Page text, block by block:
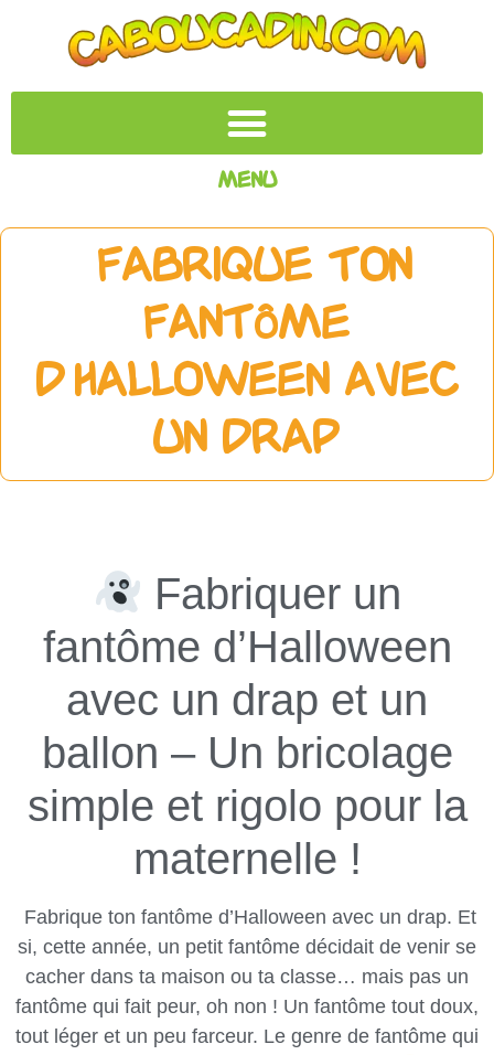
Menu
Fabrique ton
fantôme
d’Halloween avec
un drap
Fabriquer un
fantôme d’Halloween
avec un drap et un
ballon – Un bricolage
simple et rigolo pour la
maternelle !
Fabrique ton fantôme d’Halloween avec un drap. Et
si, cette année, un petit fantôme décidait de venir se
cacher dans ta maison ou ta classe… mais pas un
fantôme qui fait peur, oh non ! Un fantôme tout doux,
tout léger et un peu farceur. Le genre de fantôme qui